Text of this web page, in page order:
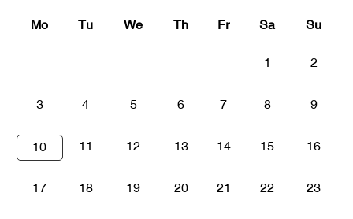
Mo Tu We Th Fr Sa Su
1 2
3 4 5 6 7 8 9
10 11 12 13 14 15 16
17 18 19 20 21 22 23